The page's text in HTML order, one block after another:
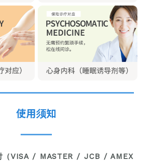
使用须知
（VISA / MASTER / JCB / AMEX